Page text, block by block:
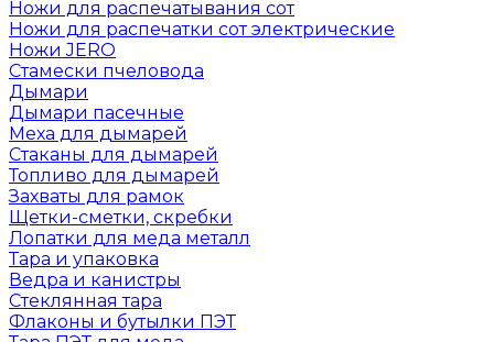
Ножи для распечатывания сот
Ножи для распечатки сот электрические
Ножи JERO
Стамески пчеловода
Дымари
Дымари пасечные
Меха для дымарей
Стаканы для дымарей
Топливо для дымарей
Захваты для рамок
Щетки-сметки, скребки
Лопатки для меда металл
Тара и упаковка
Ведра и канистры
Стеклянная тара
Флаконы и бутылки ПЭТ